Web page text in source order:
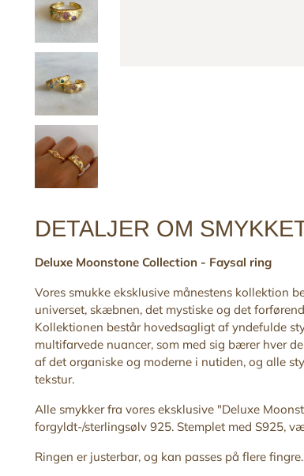
DETALJER OM
Deluxe Moonstone Collection - Faysal ring
Vores smukke eksklusive månestens kollektion
universet, skæbnen, det mystiske og det
Kollektionen består hovedsagligt af yndefulde
multifarvede nuancer, som med sig bærer hver
af det organiske og moderne i nutiden, og alle
tekstur.
Alle smykker fra vores eksklusive "Deluxe
forgyldt-/sterlingsølv 925. Stemplet med S925,
Ringen er justerbar, og kan passes på flere fingre.